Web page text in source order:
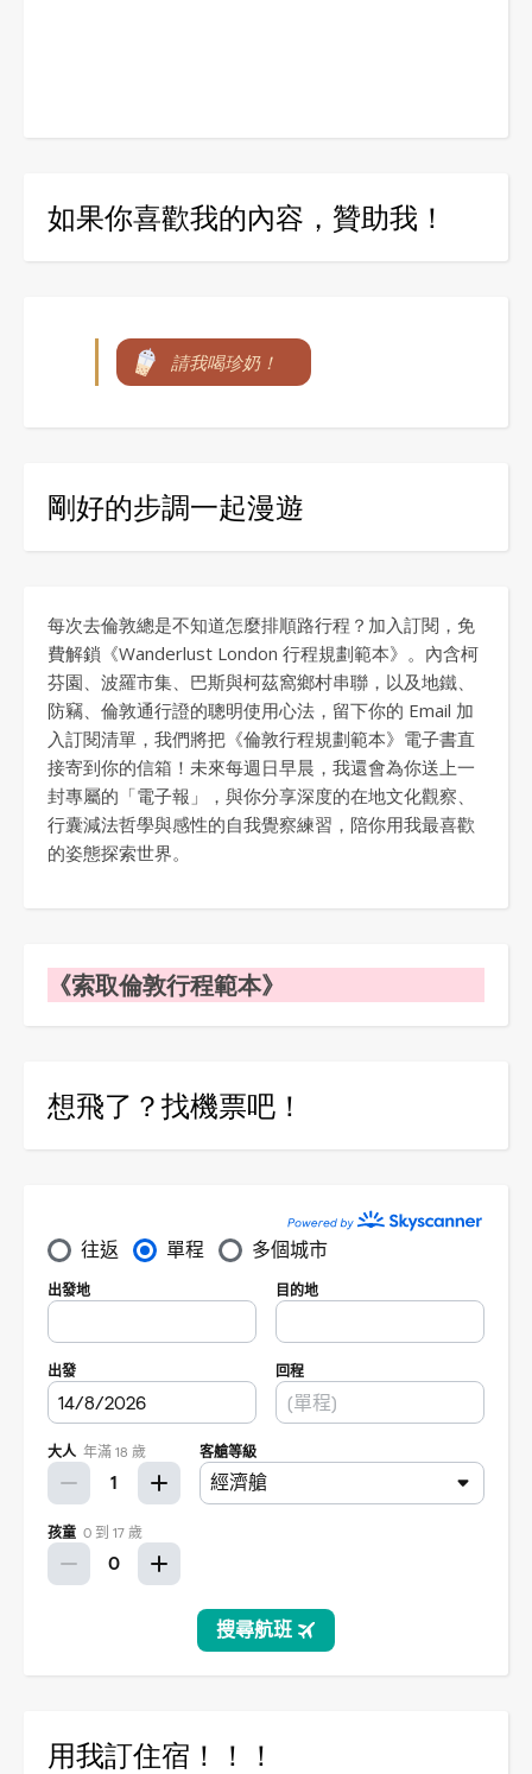
如果你喜歡我的內容，贊助我！
請我喝珍奶！
剛好的步調一起漫遊
每次去倫敦總是不知道怎麼排順路行程？加入訂閱，免
費解鎖《Wanderlust London 行程規劃範本》。內含柯
芬園、波羅市集、巴斯與柯茲窩鄉村串聯，以及地鐵、
防竊、倫敦通行證的聰明使用心法，留下你的 Email 加
入訂閱清單，我們將把《倫敦行程規劃範本》電子書直
接寄到你的信箱！未來每週日早晨，我還會為你送上一
封專屬的「電子報」，與你分享深度的在地文化觀察、
行囊減法哲學與感性的自我覺察練習，陪你用我最喜歡
的姿態探索世界。
《索取倫敦行程範本》
想飛了？找機票吧！
用我訂住宿！！！